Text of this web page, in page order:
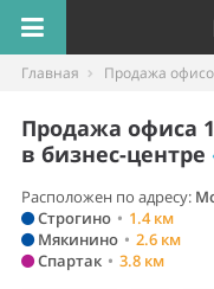
Главная Продажа
Продажа офиса
в бизнес-центре
Расположен по адресу:
Строгино • 1.4 км
Мякинино • 2.6 км
Спартак • 3.8 км